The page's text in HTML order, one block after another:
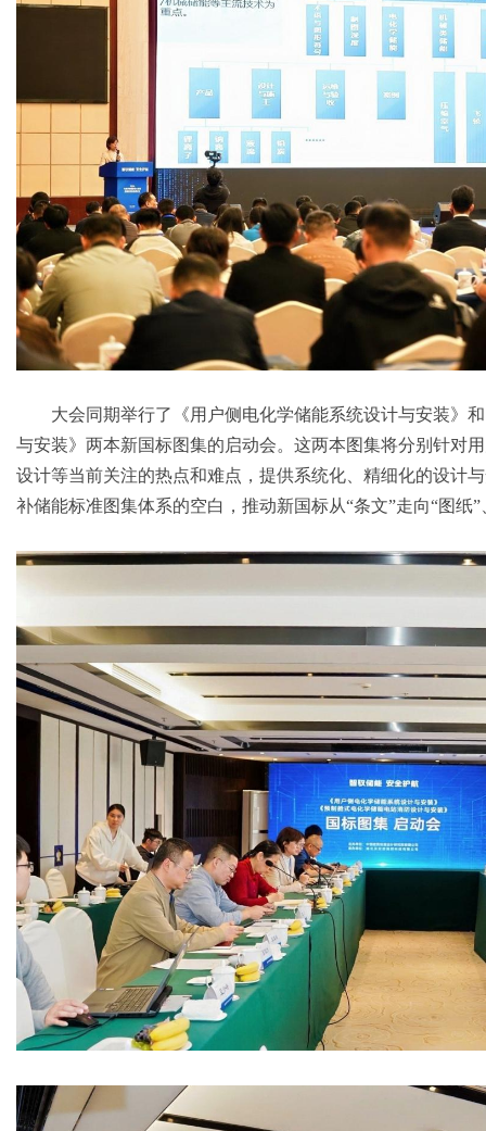
大会同期举行了《用户侧电化学储能系统设计与安装》
与安装》两本新国标图集的启动会。这两本图集将分别针对
设计等当前关注的热点和难点，提供系统化、精细化的设计
补储能标准图集体系的空白，推动新国标从“条文”走向“图纸”